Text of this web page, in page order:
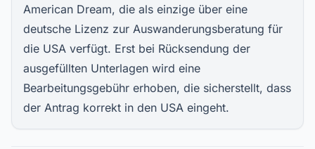
American Dream, die als einzige über eine
deutsche Lizenz zur Auswanderungsberatung für
die USA verfügt. Erst bei Rücksendung der
ausgefüllten Unterlagen wird eine
Bearbeitungsgebühr erhoben, die sicherstellt, dass
der Antrag korrekt in den USA eingeht.